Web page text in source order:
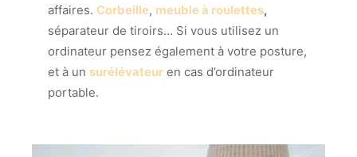
affaires. Corbeille, meubleà roulettes,
séparateur de tiroirs… Si vous utilisez un
ordinateur pensez également à votre posture,
et à un surélévateur en cas d’ordinateur
portable.